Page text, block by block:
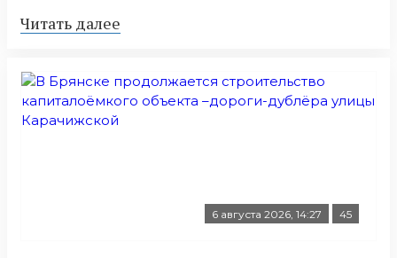
Читать далее
6 августа 2026, 14:27 45